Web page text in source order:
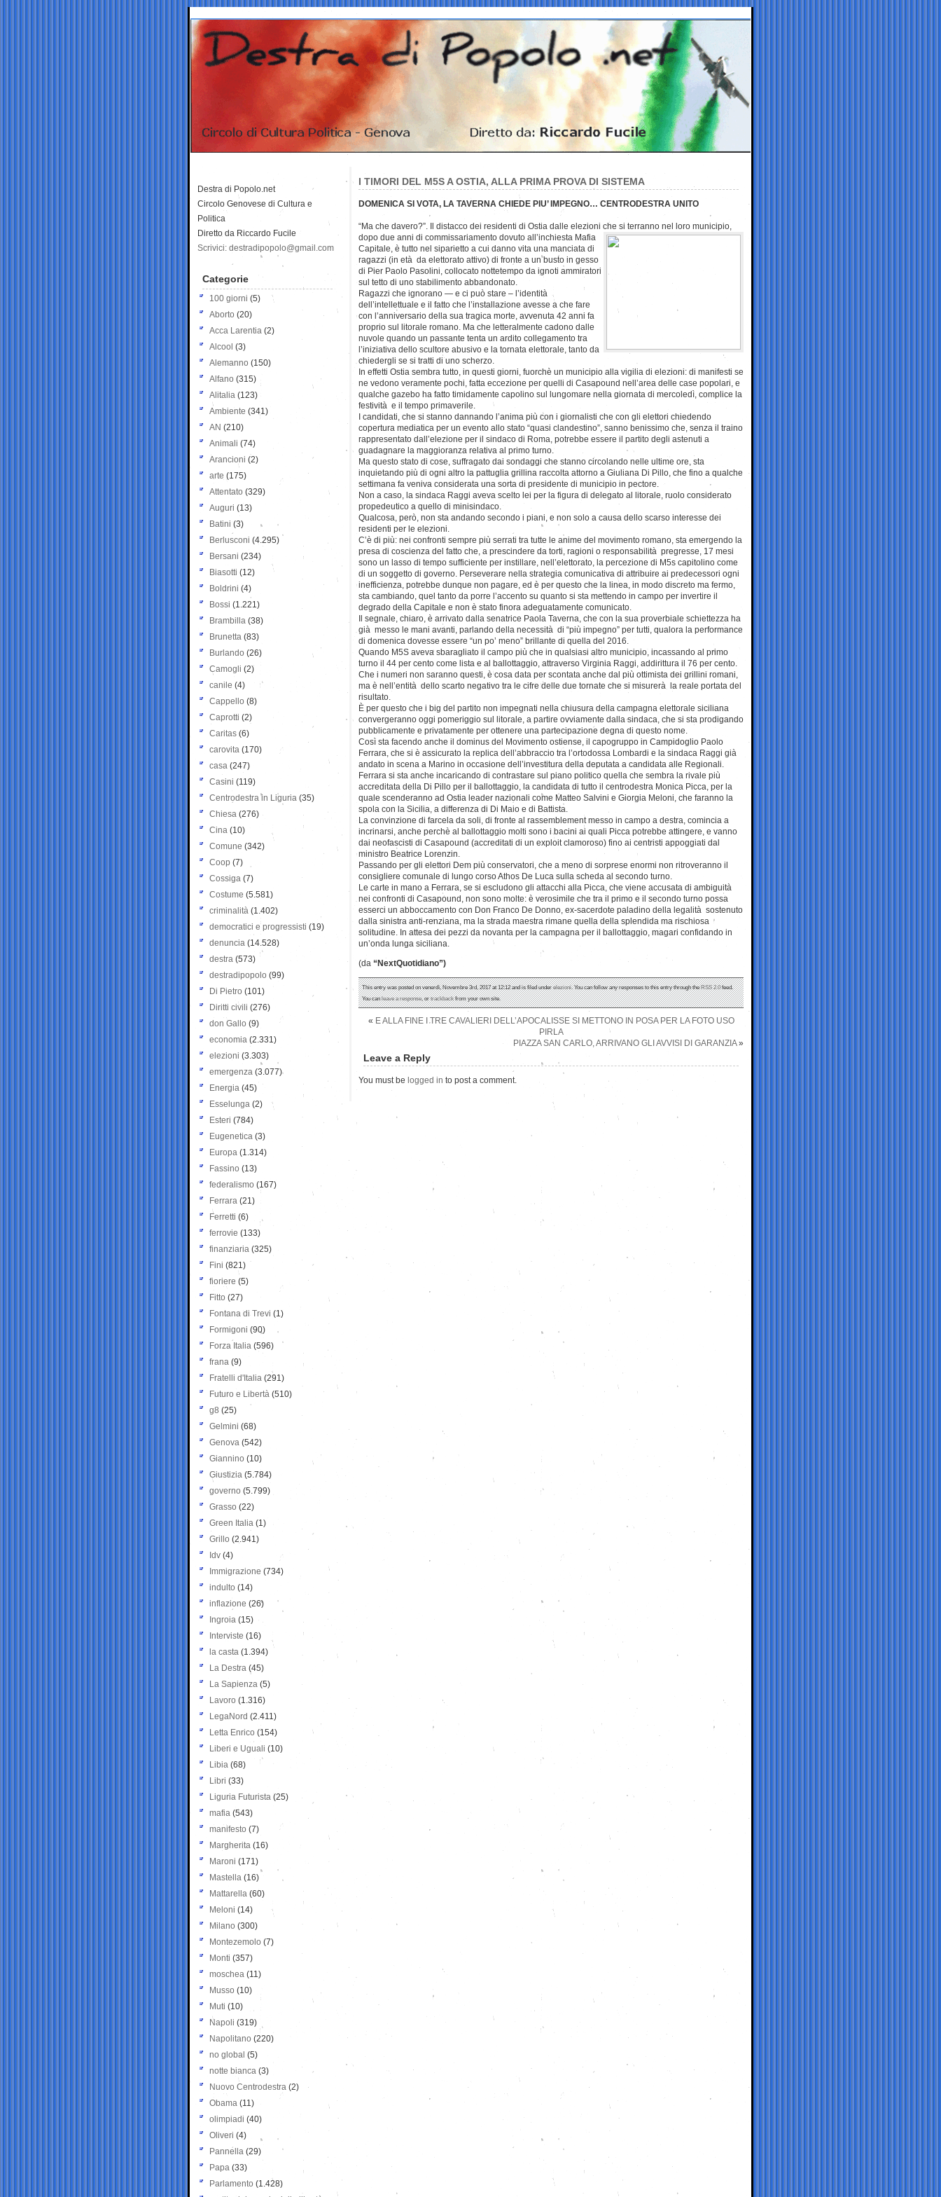
I TIMORI DEL M5S A OSTIA, ALLA PRIMA PROVA DI SISTEMA
DOMENICA SI VOTA, LA TAVERNA CHIEDE PIU’ IMPEGNO… CENTRODESTRA UNITO
“Ma che davero?”. Il distacco dei residenti di Ostia dalle elezioni che si terranno nel loro municipio,
dopo due anni di commissariamento dovuto all’inchiesta Mafia
Capitale, è tutto nel siparietto a cui danno vita una manciata di
ragazzi (in età da elettorato attivo) di fronte a un busto in gesso
di Pier Paolo Pasolini, collocato nottetempo da ignoti ammiratori
sul tetto di uno stabilimento abbandonato.
Ragazzi che ignorano — e ci può stare – l’identità
dell’intellettuale e il fatto che l’installazione avesse a che fare
con l’anniversario della sua tragica morte, avvenuta 42 anni fa
proprio sul litorale romano. Ma che letteralmente cadono dalle
nuvole quando un passante tenta un ardito collegamento tra
l’iniziativa dello scultore abusivo e la tornata elettorale, tanto da
chiedergli se si tratti di uno scherzo.
In effetti Ostia sembra tutto, in questi giorni, fuorchè un municipio alla vigilia di elezioni: di manifesti se
ne vedono veramente pochi, fatta eccezione per quelli di Casapound nell’area delle case popolari, e
qualche gazebo ha fatto timidamente capolino sul lungomare nella giornata di mercoledì, complice la
festività e il tempo primaverile.
I candidati, che si stanno dannando l’anima più con i giornalisti che con gli elettori chiedendo
copertura mediatica per un evento allo stato “quasi clandestino”, sanno benissimo che, senza il traino
rappresentato dall’elezione per il sindaco di Roma, potrebbe essere il partito degli astenuti a
guadagnare la maggioranza relativa al primo turno.
Ma questo stato di cose, suffragato dai sondaggi che stanno circolando nelle ultime ore, sta
inquietando più di ogni altro la pattuglia grillina raccolta attorno a Giuliana Di Pillo, che fino a qualche
settimana fa veniva considerata una sorta di presidente di municipio in pectore.
Non a caso, la sindaca Raggi aveva scelto lei per la figura di delegato al litorale, ruolo considerato
propedeutico a quello di minisindaco.
Qualcosa, però, non sta andando secondo i piani, e non solo a causa dello scarso interesse dei
residenti per le elezioni.
C’è di più: nei confronti sempre più serrati tra tutte le anime del movimento romano, sta emergendo la
presa di coscienza del fatto che, a prescindere da torti, ragioni o responsabilità pregresse, 17 mesi
sono un lasso di tempo sufficiente per instillare, nell’elettorato, la percezione di M5s capitolino come
di un soggetto di governo. Perseverare nella strategia comunicativa di attribuire ai predecessori ogni
inefficienza, potrebbe dunque non pagare, ed è per questo che la linea, in modo discreto ma fermo,
sta cambiando, quel tanto da porre l’accento su quanto si sta mettendo in campo per invertire il
degrado della Capitale e non è stato finora adeguatamente comunicato.
Il segnale, chiaro, è arrivato dalla senatrice Paola Taverna, che con la sua proverbiale schiettezza ha
già messo le mani avanti, parlando della necessità di “più impegno” per tutti, qualora la performance
di domenica dovesse essere “un po’ meno” brillante di quella del 2016.
Quando M5S aveva sbaragliato il campo più che in qualsiasi altro municipio, incassando al primo
turno il 44 per cento come lista e al ballottaggio, attraverso Virginia Raggi, addirittura il 76 per cento.
Che i numeri non saranno questi, è cosa data per scontata anche dal più ottimista dei grillini romani,
ma è nell’entità dello scarto negativo tra le cifre delle due tornate che si misurerà la reale portata del
risultato.
È per questo che i big del partito non impegnati nella chiusura della campagna elettorale siciliana
convergeranno oggi pomeriggio sul litorale, a partire ovviamente dalla sindaca, che si sta prodigando
pubblicamente e privatamente per ottenere una partecipazione degna di questo nome.
Così sta facendo anche il dominus del Movimento ostiense, il capogruppo in Campidoglio Paolo
Ferrara, che si è assicurato la replica dell’abbraccio tra l’ortodossa Lombardi e la sindaca Raggi già
andato in scena a Marino in occasione dell’investitura della deputata a candidata alle Regionali.
Ferrara si sta anche incaricando di contrastare sul piano politico quella che sembra la rivale più
accreditata della Di Pillo per il ballottaggio, la candidata di tutto il centrodestra Monica Picca, per la
quale scenderanno ad Ostia leader nazionali come Matteo Salvini e Giorgia Meloni, che faranno la
spola con la Sicilia, a differenza di Di Maio e di Battista.
La convinzione di farcela da soli, di fronte al rassemblement messo in campo a destra, comincia a
incrinarsi, anche perchè al ballottaggio molti sono i bacini ai quali Picca potrebbe attingere, e vanno
dai neofascisti di Casapound (accreditati di un exploit clamoroso) fino ai centristi appoggiati dal
ministro Beatrice Lorenzin.
Passando per gli elettori Dem più conservatori, che a meno di sorprese enormi non ritroveranno il
consigliere comunale di lungo corso Athos De Luca sulla scheda al secondo turno.
Le carte in mano a Ferrara, se si escludono gli attacchi alla Picca, che viene accusata di ambiguità
nei confronti di Casapound, non sono molte: è verosimile che tra il primo e il secondo turno possa
esserci un abboccamento con Don Franco De Donno, ex-sacerdote paladino della legalità sostenuto
dalla sinistra anti-renziana, ma la strada maestra rimane quella della splendida ma rischiosa
solitudine. In attesa dei pezzi da novanta per la campagna per il ballottaggio, magari confidando in
un’onda lunga siciliana.
(da “NextQuotidiano”)
This entry was posted on venerdì, Novembre 3rd, 2017 at 12:12 and is filed underelezioni. You can follow any responses to this entry through theRSS 2.0feed.
You canleave a response, ortrackbackfrom your own site.
« E ALLA FINE I TRE CAVALIERI DELL’APOCALISSE SI METTONO IN POSA PER LA FOTO USO
PIRLA
PIAZZA SAN CARLO, ARRIVANO GLI AVVISI DI GARANZIA»
Leave a Reply
You must be logged in to post a comment.
Destra di Popolo.net
Circolo Genovese di Cultura e
Politica
Diretto da Riccardo Fucile
Scrivici: destradipopolo@gmail.com
Categorie
100 giorni (5)
Aborto (20)
Acca Larentia (2)
Alcool (3)
Alemanno (150)
Alfano (315)
Alitalia (123)
Ambiente (341)
AN (210)
Animali (74)
Arancioni (2)
arte (175)
Attentato (329)
Auguri (13)
Batini (3)
Berlusconi (4.295)
Bersani (234)
Biasotti (12)
Boldrini (4)
Bossi (1.221)
Brambilla (38)
Brunetta (83)
Burlando (26)
Camogli (2)
canile (4)
Cappello (8)
Caprotti (2)
Caritas (6)
carovita (170)
casa (247)
Casini (119)
Centrodestra in Liguria (35)
Chiesa (276)
Cina (10)
Comune (342)
Coop (7)
Cossiga (7)
Costume (5.581)
criminalità (1.402)
democratici e progressisti (19)
denuncia (14.528)
destra (573)
destradipopolo (99)
Di Pietro (101)
Diritti civili (276)
don Gallo (9)
economia (2.331)
elezioni (3.303)
emergenza (3.077)
Energia (45)
Esselunga (2)
Esteri (784)
Eugenetica (3)
Europa (1.314)
Fassino (13)
federalismo (167)
Ferrara (21)
Ferretti (6)
ferrovie (133)
finanziaria (325)
Fini (821)
fioriere (5)
Fitto (27)
Fontana di Trevi (1)
Formigoni (90)
Forza Italia (596)
frana (9)
Fratelli d'Italia (291)
Futuro e Libertà (510)
g8 (25)
Gelmini (68)
Genova (542)
Giannino (10)
Giustizia (5.784)
governo (5.799)
Grasso (22)
Green Italia (1)
Grillo (2.941)
Idv (4)
Immigrazione (734)
indulto (14)
inflazione (26)
Ingroia (15)
Interviste (16)
la casta (1.394)
La Destra (45)
La Sapienza (5)
Lavoro (1.316)
LegaNord (2.411)
Letta Enrico (154)
Liberi e Uguali (10)
Libia (68)
Libri (33)
Liguria Futurista (25)
mafia (543)
manifesto (7)
Margherita (16)
Maroni (171)
Mastella (16)
Mattarella (60)
Meloni (14)
Milano (300)
Montezemolo (7)
Monti (357)
moschea (11)
Musso (10)
Muti (10)
Napoli (319)
Napolitano (220)
no global (5)
notte bianca (3)
Nuovo Centrodestra (2)
Obama (11)
olimpiadi (40)
Oliveri (4)
Pannella (29)
Papa (33)
Parlamento (1.428)